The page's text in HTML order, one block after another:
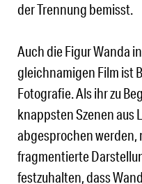
der Trennung bemisst.
Auch die Figur Wanda
gleichnamigen Film ist
Fotografie. Als ihr zu
knappsten Szenen aus
abgesprochen werden,
fragmentierte
festzuhalten, dass